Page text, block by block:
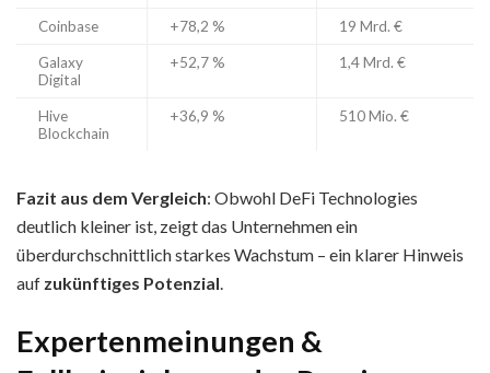
Coinbase +78,2 % 19 Mrd. €
Galaxy
Digital
+52,7 % 1,4 Mrd. €
Hive
Blockchain
+36,9 % 510 Mio. €
Fazit aus dem Vergleich: Obwohl DeFi Technologies
deutlich kleiner ist, zeigt das Unternehmen ein
überdurchschnittlich starkes Wachstum – ein klarer Hinweis
auf zukünftiges Potenzial.
Expertenmeinungen &